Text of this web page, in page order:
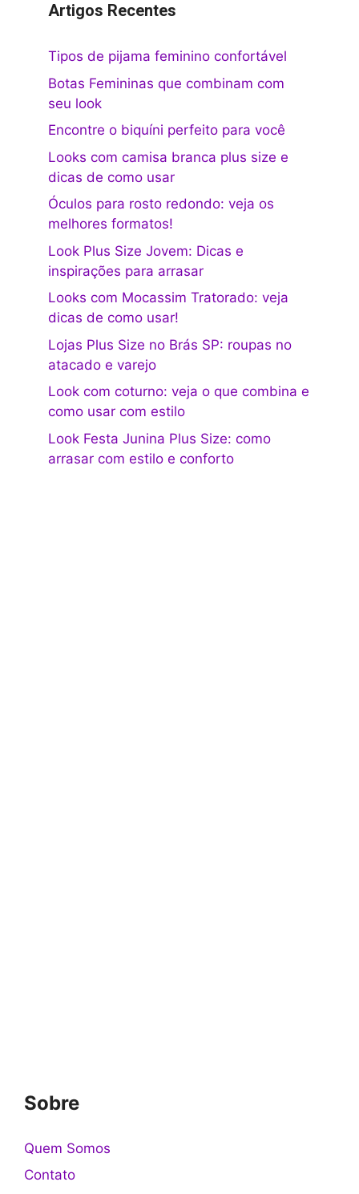
Artigos Recentes
Tipos de pijama feminino confortável
Botas Femininas que combinam com
seu look
Encontre o biquíni perfeito para você
Looks com camisa branca plus size e
dicas de como usar
Óculos para rosto redondo: veja os
melhores formatos!
Look Plus Size Jovem: Dicas e
inspirações para arrasar
Looks com Mocassim Tratorado: veja
dicas de como usar!
Lojas Plus Size no Brás SP: roupas no
atacado e varejo
Look com coturno: veja o que combina e
como usar com estilo
Look Festa Junina Plus Size: como
arrasar com estilo e conforto
Sobre
Quem Somos
Contato